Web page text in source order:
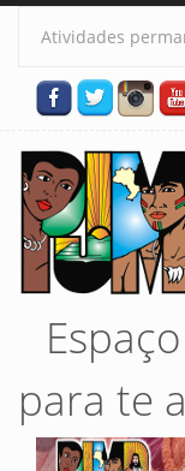
Pular para o
para te